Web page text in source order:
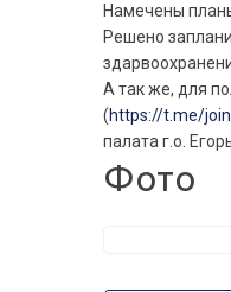
Намечены
Решено
А так же, для
(https://t.me/
палата г.о.
Фото